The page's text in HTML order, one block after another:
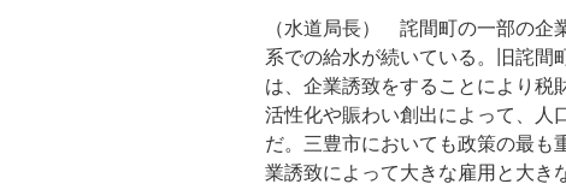
（水道局長） 詫間町の一部の企
系での給水が続いている。旧詫間
は、企業誘致をすることにより税
活性化や賑わい創出によって、人
だ。三豊市においても政策の最も
業誘致によって大きな雇用と大き